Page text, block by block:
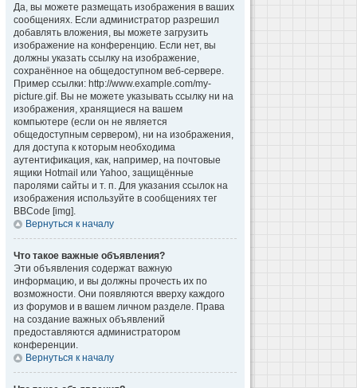
Да, вы можете размещать изображения в ваших
сообщениях. Если администратор разрешил
добавлять вложения, вы можете загрузить
изображение на конференцию. Если нет, вы
должны указать ссылку на изображение,
сохранённое на общедоступном веб-сервере.
Пример ссылки: http://www.example.com/my-
picture.gif. Вы не можете указывать ссылку ни на
изображения, хранящиеся на вашем
компьютере (если он не является
общедоступным сервером), ни на изображения,
для доступа к которым необходима
аутентификация, как, например, на почтовые
ящики Hotmail или Yahoo, защищённые
паролями сайты и т. п. Для указания ссылок на
изображения используйте в сообщениях тег
BBCode [img].
Вернуться к началу
Что такое важные объявления?
Эти объявления содержат важную
информацию, и вы должны прочесть их по
возможности. Они появляются вверху каждого
из форумов и в вашем личном разделе. Права
на создание важных объявлений
предоставляются администратором
конференции.
Вернуться к началу